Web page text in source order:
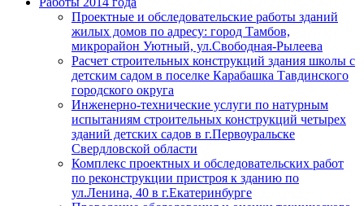
Проектные и обследовательские работы зданий
жилых домов по адресу: город Тамбов,
микрорайон Уютный, ул.Свободная-Рылеева
Расчет строительных конструкций здания школы с
детским садом в поселке Карабашка Тавдинского
городского округа
Инженерно-технические услуги по натурным
испытаниям строительных конструкций четырех
зданий детских садов в г.Первоуральске
Свердловской области
Комплекс проектных и обследовательских работ
по реконструкции пристроя к зданию по
ул.Ленина, 40 в г.Екатеринбурге